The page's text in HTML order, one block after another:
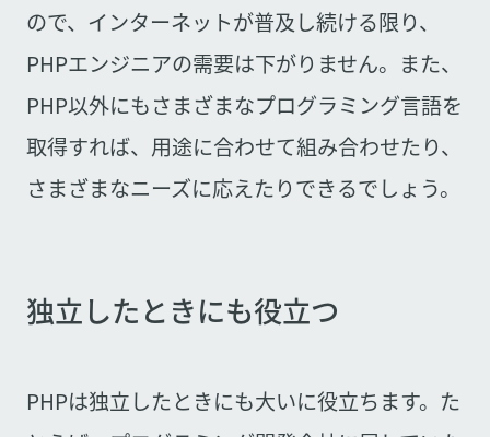
ので、インターネットが普及し続ける限り、
PHPエンジニアの需要は下がりません。また、
PHP以外にもさまざまなプログラミング言語を
取得すれば、用途に合わせて組み合わせたり、
さまざまなニーズに応えたりできるでしょう。
独立したときにも役立つ
PHPは独立したときにも大いに役立ちます。た